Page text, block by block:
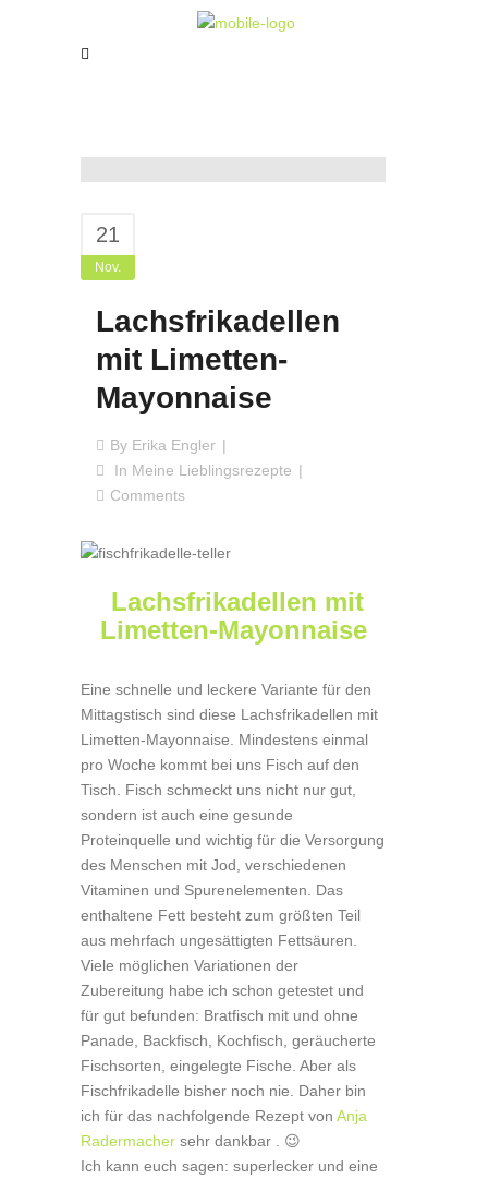
21
Nov.
Lachsfrikadellen
mit Limetten-
Mayonnaise
By Erika Engler
In Meine Lieblingsrezepte
Comments
Lachsfrikadellen mit
Limetten-Mayonnaise
Eine schnelle und leckere Variante für den
Mittagstisch sind diese Lachsfrikadellen mit
Limetten-Mayonnaise. Mindestens einmal
pro Woche kommt bei uns Fisch auf den
Tisch. Fisch schmeckt uns nicht nur gut,
sondern ist auch eine gesunde
Proteinquelle und wichtig für die Versorgung
des Menschen mit Jod, verschiedenen
Vitaminen und Spurenelementen. Das
enthaltene Fett besteht zum größten Teil
aus mehrfach ungesättigten Fettsäuren.
Viele möglichen Variationen der
Zubereitung habe ich schon getestet und
für gut befunden: Bratfisch mit und ohne
Panade, Backfisch, Kochfisch, geräucherte
Fischsorten, eingelegte Fische. Aber als
Fischfrikadelle bisher noch nie. Daher bin
ich für das nachfolgende Rezept von Anja
Radermacher sehr dankbar . 😉
Ich kann euch sagen: superlecker und eine